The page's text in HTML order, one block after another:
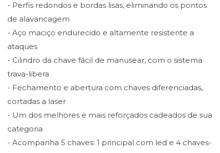
- Perfis redondos e bordas lisas, eliminando os pontos
de alavancagem
- Aço maciço endurecido e altamente resistente a
ataques
- Cilindro da chave fácil de manusear, com o sistema
trava-libera
- Fechamento e abertura com chaves diferenciadas,
cortadas a laser
- Um dos melhores e mais reforçados cadeados de sua
categoria
- Acompanha 5 chaves: 1 principal com led e 4 chaves-